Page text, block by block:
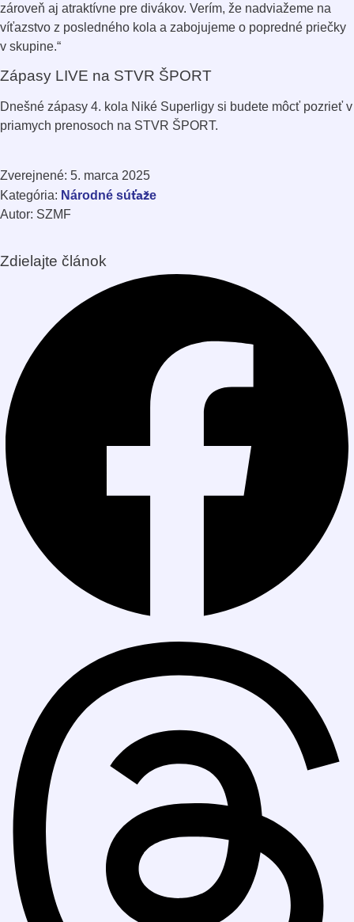
zároveň aj atraktívne pre divákov. Verím, že nadviažeme na
víťazstvo z posledného kola a zabojujeme o popredné priečky
v skupine.“
Zápasy LIVE na STVR ŠPORT
Dnešné zápasy 4. kola Niké Superligy si budete môcť pozrieť v
priamych prenosoch na STVR ŠPORT.
Zverejnené: 5. marca 2025
Kategória: Národné súťaže
Autor: SZMF
Zdielajte článok